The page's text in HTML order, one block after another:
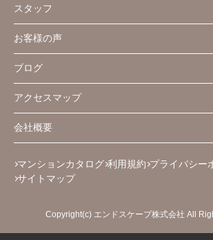
スタッフ
お客様の声
ブログ
アクセスマップ
会社概要
マンションカタログ 利用規約 プライバシー
サイトマップ
Copyright(c) エンドスケープ株式会社 All